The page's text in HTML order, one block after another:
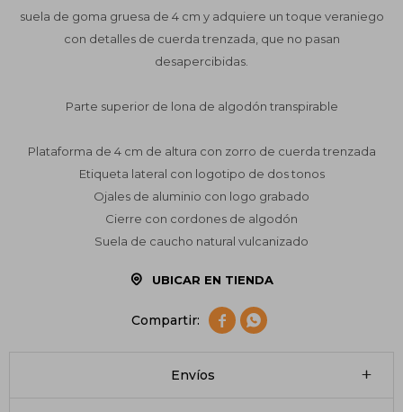
suela de goma gruesa de 4 cm y adquiere un toque veraniego
con detalles de cuerda trenzada, que no pasan
desapercibidas.
Parte superior de lona de algodón transpirable
Plataforma de 4 cm de altura con zorro de cuerda trenzada
Etiqueta lateral con logotipo de dos tonos
Ojales de aluminio con logo grabado
Cierre con cordones de algodón
Suela de caucho natural vulcanizado
UBICAR EN TIENDA
 
Envíos